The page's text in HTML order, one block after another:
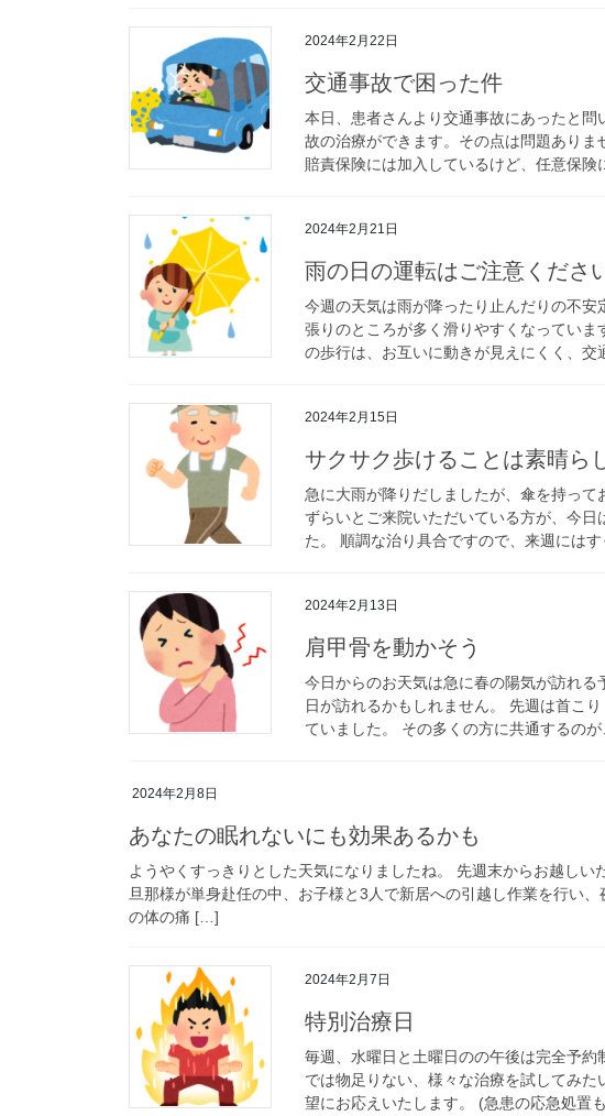
2024年2月22日
交通事故で困った件
本日、患者さんより交通事故にあったと
故の治療ができます。その点は問題あり
賠責保険には加入しているけど、任意保
2024年2月21日
雨の日の運転はご注意くださ
今週の天気は雨が降ったり止んだりの不
張りのところが多く滑りやすくなってい
の歩行は、お互いに動きが見えにくく、
2024年2月15日
サクサク歩けることは素晴ら
急に大雨が降りだしましたが、傘を持っ
ずらいとご来院いただいている方が、今
た。 順調な治り具合ですので、来週には
2024年2月13日
肩甲骨を動かそう
今日からのお天気は急に春の陽気が訪れ
日が訪れるかもしれません。 先週は首こ
ていました。 その多くの方に共通するの
2024年2月8日
あなたの眠れないにも効果あるかも
ようやくすっきりとした天気になりましたね。 先週末からお越しい
旦那様が単身赴任の中、お子様と3人で新居への引越し作業を行い
の体の痛 […]
2024年2月7日
特別治療日
毎週、水曜日と土曜日のの午後は完全予
では物足りない、様々な治療を試してみ
望にお応えいたします。 (急患の応急処置